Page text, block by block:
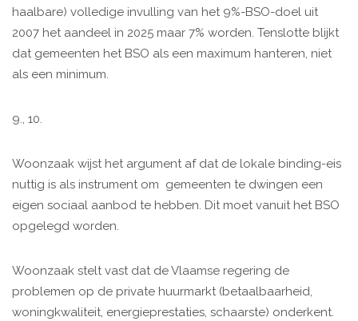
haalbare) volledige invulling van het 9%-BSO-doel uit
2007 het aandeel in 2025 maar 7% worden. Tenslotte blijkt
dat gemeenten het BSO als een maximum hanteren, niet
als een minimum.
9., 10.
Woonzaak wijst het argument af dat de lokale binding-eis
nuttig is als instrument om gemeenten te dwingen een
eigen sociaal aanbod te hebben. Dit moet vanuit het BSO
opgelegd worden.
Woonzaak stelt vast dat de Vlaamse regering de
problemen op de private huurmarkt (betaalbaarheid,
woningkwaliteit, energieprestaties, schaarste) onderkent.